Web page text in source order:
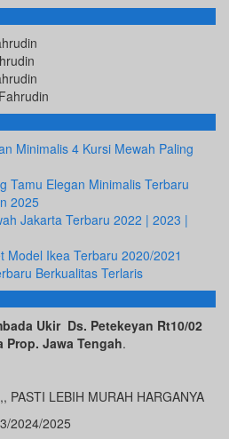
Minimalis 4 Kursi Mewah Paling
Tamu Elegan Minimalis Terbaru
2025
Jakarta Terbaru 2022 | 2023 |
Model Ikea Terbaru 2020/2021
Berkualitas Terlaris
Ukir Ds. Petekeyan Rt10/02
Prop. Jawa Tengah.
PASTI LEBIH MURAH HARGANYA
2024/2025